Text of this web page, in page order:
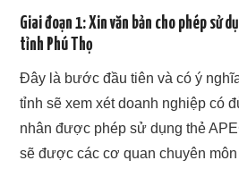
Giai đoạn 1: Xin văn bản cho phép sử
tỉnh Phú Thọ
Đây là bước đầu tiên và có ý
tỉnh sẽ xem xét doanh nghiệp có
nhân được phép sử dụng thẻ
sẽ được các cơ quan chuyên